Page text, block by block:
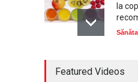
la
Featured Videos